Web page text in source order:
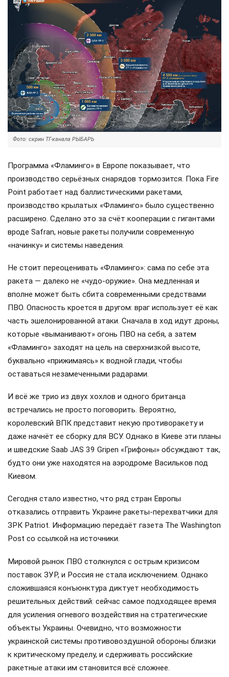
Фото: скрин ТГ-канала РЫБАРЬ
Программа «Фламинго» в Европе показывает, что
производство серьёзных снарядов тормозится. Пока Fire
Point работает над баллистическими ракетами,
производство крылатых «Фламинго» было существенно
расширено. Сделано это за счёт кооперации с гигантами
вроде Safran, новые ракеты получили современную
«начинку» и системы наведения.
Не стоит переоценивать «Фламинго»: сама по себе эта
ракета — далеко не «чудо-оружие». Она медленная и
вполне может быть сбита современными средствами
ПВО. Опасность кроется в другом: враг использует её как
часть эшелонированной атаки. Сначала в ход идут дроны,
которые «выманивают» огонь ПВО на себя, а затем
«Фламинго» заходят на цель на сверхнизкой высоте,
буквально «прижимаясь» к водной глади, чтобы
оставаться незамеченными радарами.
И всё же трио из двух хохлов и одного британца
встречались не просто поговорить. Вероятно,
королевский ВПК представит некую противоракету и
даже начнёт ее сборку для ВСУ. Однако в Киеве эти планы
и шведские Saab JAS 39 Gripen «Грифоны» обсуждают так,
будто они уже находятся на аэродроме Васильков под
Киевом.
Сегодня стало известно, что ряд стран Европы
отказались отправить Украине ракеты-перехватчики для
ЗРК Patriot. Информацию передаёт газета The Washington
Post со ссылкой на источники.
Мировой рынок ПВО столкнулся с острым кризисом
поставок ЗУР, и Россия не стала исключением. Однако
сложившаяся конъюнктура диктует необходимость
решительных действий: сейчас самое подходящее время
для усиления огневого воздействия на стратегические
объекты Украины. Очевидно, что возможности
украинской системы противовоздушной обороны близки
к критическому пределу, и сдерживать российские
ракетные атаки им становится всё сложнее.